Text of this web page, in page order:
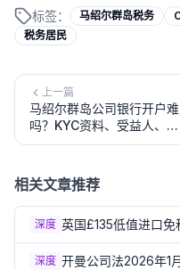
标签： 马绍尔群岛税务
税务居民
上一篇
马绍尔群岛公司银行开户难
吗？KYC资料、受益人、资
金来源和常见被拒原因
相关文章推荐
深度 英国£135低值进口
消！跨境电商、
涨了
深度 开曼公司法2026年1